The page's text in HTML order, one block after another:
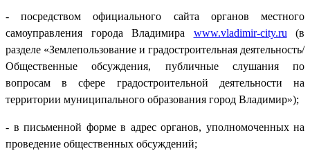
- посредством официального сайта органов местного
самоуправления города Владимира www.vladimir-city.ru (в
разделе «Землепользование и градостроительная деятельность/
Общественные обсуждения, публичные слушания по
вопросам в сфере градостроительной деятельности на
территории муниципального образования город Владимир»);
- в письменной форме в адрес органов, уполномоченных на
проведение общественных обсуждений;